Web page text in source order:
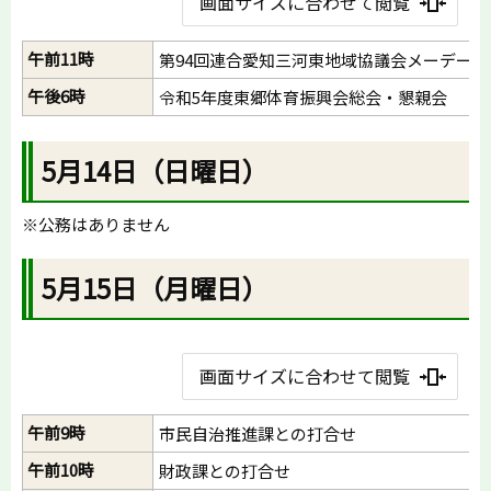
午前11時
第94回連合愛知三河東地域協議会メーデー
午後6時
令和5年度東郷体育振興会総会・懇親会
5月14日（日曜日）
※公務はありません
5月15日（月曜日）
画面サイズに合わせて閲覧
午前9時
市民自治推進課との打合せ
午前10時
財政課との打合せ